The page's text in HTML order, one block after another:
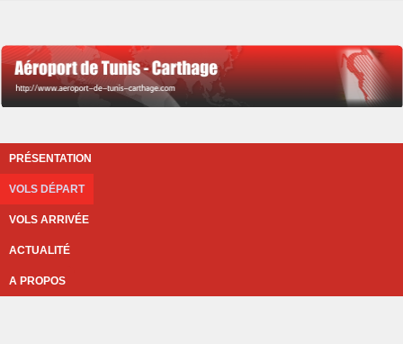
PRÉSENTATION
VOLS DÉPART
VOLS ARRIVÉE
ACTUALITÉ
A PROPOS